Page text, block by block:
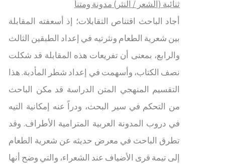
ثنائية (الشعر / النثر) مدونة ومتناً
أجاد الباحث اقتناص التقابلات؛ إذ أسعفته المقابلة
بين شعرية الطعام ونثرتيه في إعداد الطبقين الثالث
والرابع، بمعنى أن تفريعات هذه المقابلة قد شكلت
نصف الكتاب، وأسهمت في إعداد شطر المأدبة. هذا
التقسيم المنهجي المتن الدراسة قد مكن الباحث
من التحكم في سير البحث، ودراً عنه إمكانية التيه
في دروب المدونة العربية المترامية الأطراف. وقد
تطرق الباحث في معرض حديثه عن شعرية الطعام
إلى تيمة قرى الأضياف عند الشعراء، والتي وضح أنها